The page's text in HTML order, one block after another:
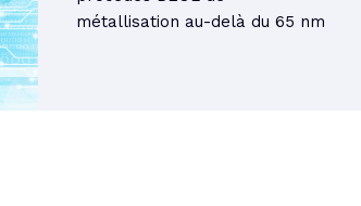
métallisation au-delà du 65 nm